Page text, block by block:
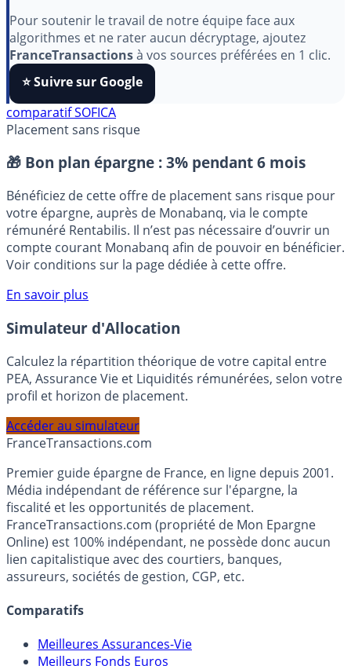
aimez nos outils ?
Pour soutenir le travail de notre équipe face aux
algorithmes et ne rater aucun décryptage, ajoutez
FranceTransactionsà vos sources préférées en 1 clic.
⭐️ Suivre sur Google
Placement sans risque
🎁 Bon plan épargne : 3% pendant 6 mois
Bénéficiez de cette offre de placement sans risque pour
votre épargne, auprès de Monabanq, via le compte
rémunéré Rentabilis. Il n’est pas nécessaire d’ouvrir un
Voir conditions sur la page dédiée à cette offre.
En savoir plus
Simulateur d'Allocation
Calculez la répartition théorique de votre capital entre
PEA, Assurance Vie et Liquidités rémunérées, selon votre
profil et horizon de placement.
FranceTransactions.com
Premier guide épargne de France, en ligne depuis 2001.
Média indépendant de référence sur l'épargne, la
fiscalité et les opportunités de placement.
FranceTransactions.com (propriété de Mon Epargne
Online) est 100% indépendant, ne possède donc aucun
lien capitalistique avec des courtiers, banques,
assureurs, sociétés de gestion, CGP, etc.
Comparatifs